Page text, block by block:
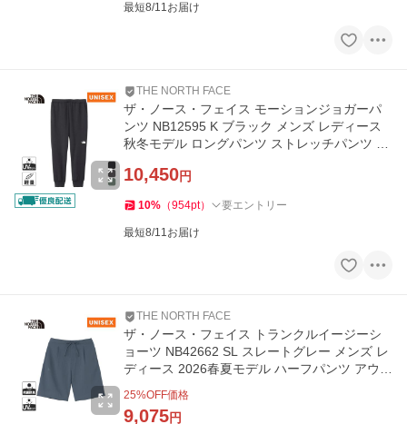
最短8/11お届け
THE NORTH FACE
ザ・ノース・フェイス モーションジョガーパ
ンツ NB12595 K ブラック メンズ レディース
秋冬モデル ロングパンツ ストレッチパンツ ト
10,450円
10% （954pt） 要エントリー
最短8/11お届け
THE NORTH FACE
ザ・ノース・フェイス トランクルイージーシ
ョーツ NB42662 SL スレートグレー メンズ レ
ディース 2026春夏モデル ハーフパンツ アウト
25%OFF価格
9,075円